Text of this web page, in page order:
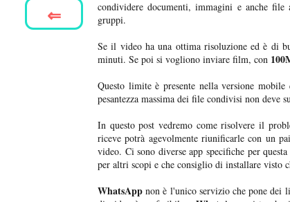
condividere documenti, immagini e anche file
gruppi.
Se il video ha una ottima risoluzione ed è di
minuti. Se poi si vogliono inviare film, con
Questo limite è presente nella versione
pesantezza massima dei file condivisi non deve
In questo post vedremo come risolvere il
riceve potrà agevolmente riunificarle con un
video. Ci sono diverse app specifiche per
per altri scopi e che consiglio di installare visto
WhatsApp non è l'unico servizio che pone dei
⇐